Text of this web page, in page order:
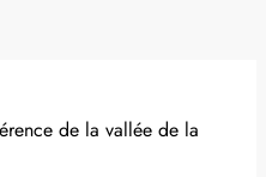
de la vallée de la